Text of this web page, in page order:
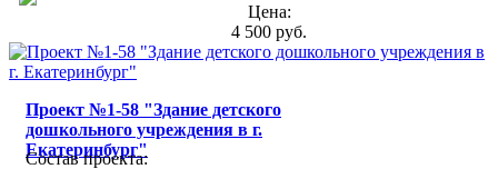
Цена:
4 500 руб.
Проект №1-58 "Здание детского
дошкольного учреждения в г.
Екатеринбург"
Состав проекта: